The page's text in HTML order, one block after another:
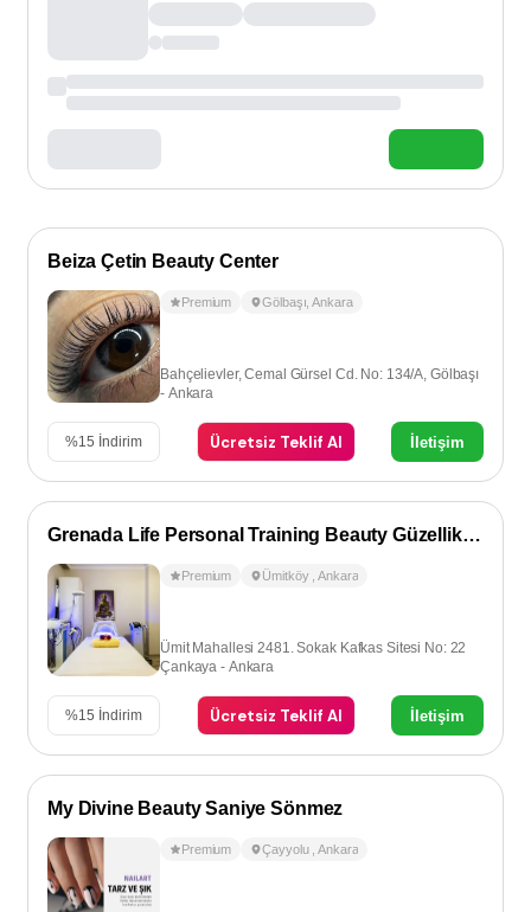
Beiza Çetin Beauty Center
Premium Gölbaşı ,Ankara
Bahçelievler, Cemal Gürsel Cd. No: 134/A, Gölbaşı
- Ankara
%15 İndirim Ücretsiz Teklif Al İletişim
Grenada Life Personal Training Beauty Güzellik Salonu
Premium Ümitköy ,Ankara
Ümit Mahallesi 2481. Sokak Kafkas Sitesi No: 22
Çankaya - Ankara
%15 İndirim Ücretsiz Teklif Al İletişim
My Divine Beauty Saniye Sönmez
Premium Çayyolu ,Ankara